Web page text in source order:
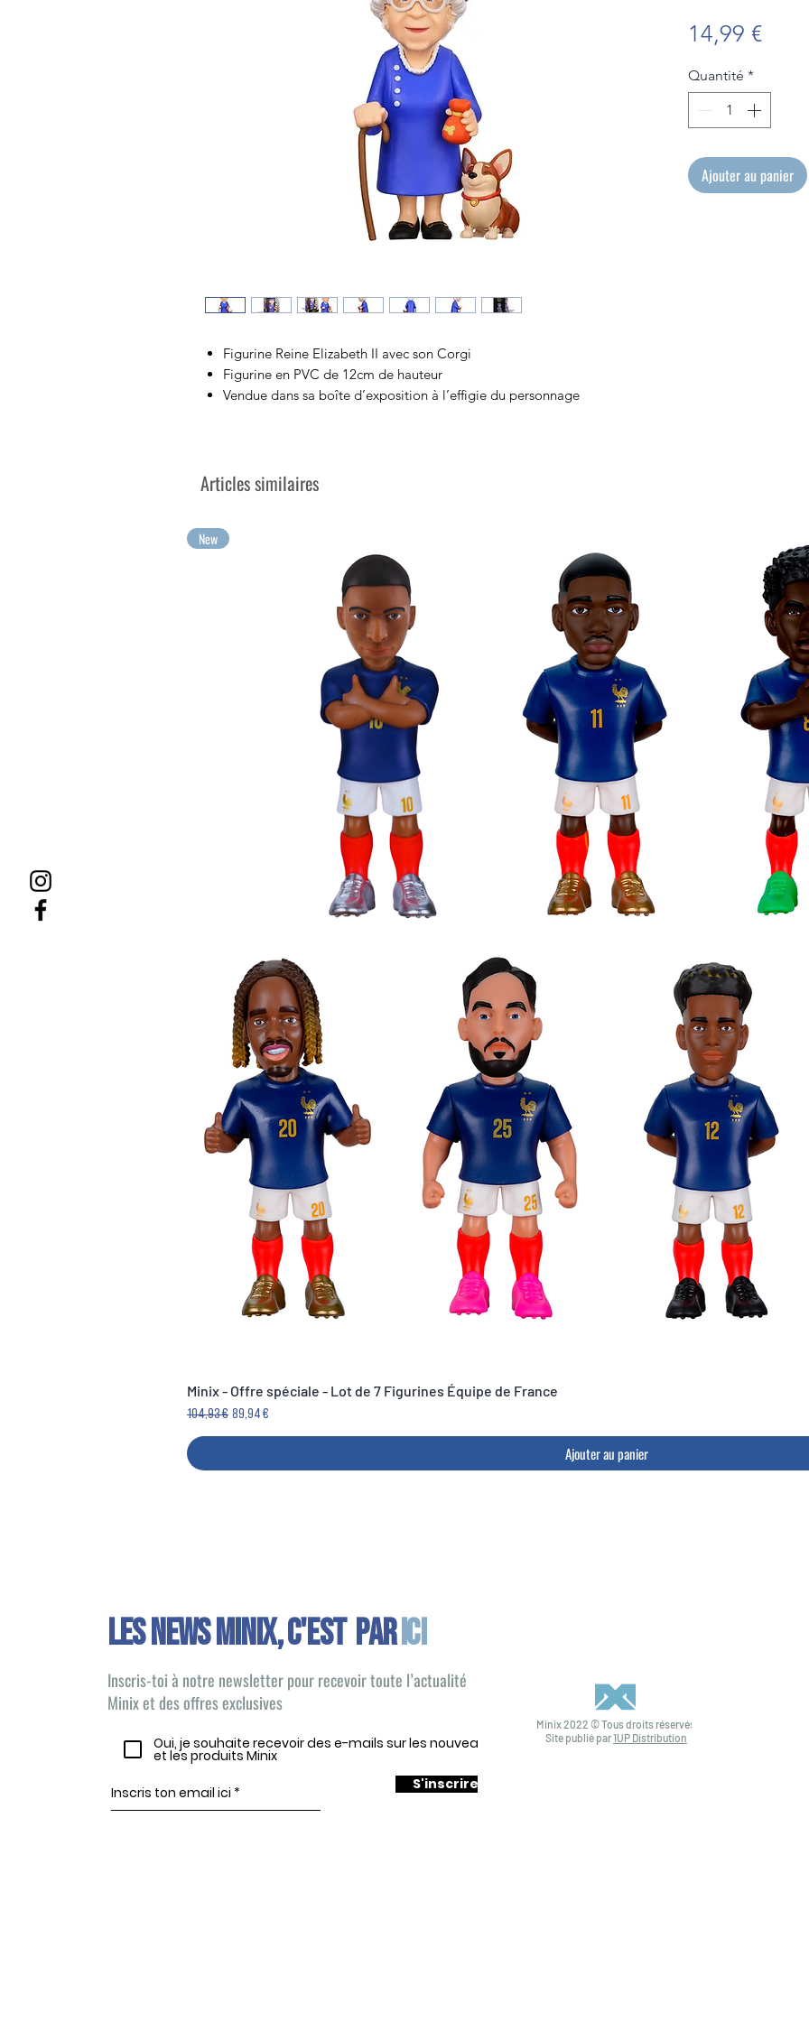
Figurine Reine Elizabeth II avec son Corgi
Figurine en PVC de 12cm de hauteur
Vendue dans sa boîte d’exposition à l’effigie du personnage
14,99 €Prix
Quantité *
Ajouter au panier
Articles similaires
New
Minix - Offre spéciale - Lot de 7 Figurines Équipe de France
Prix original
104,93 € Prix promotionnel
89,94 €
Ajouter au panier
Les news minix, C'EST PARICI
Inscris-toi à notre newsletter pour recevoir toute l’actualité
Minix et des offres exclusives
Oui, je souhaite recevoir des e-mails sur les nouveautés
et les produits Minix
S'inscrire
Minix 2022 © Tous droits réservés
Site publié par1UP Distribution